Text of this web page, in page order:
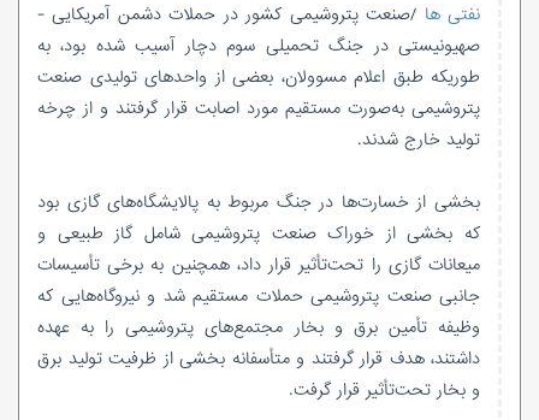
نفتی ها /صنعت پتروشیمی کشور در حملات دشمن آمریکایی -
صهیونیستی در جنگ تحمیلی سوم دچار آسیب شده بود، به
طوریکه طبق اعلام مسوولان، بعضی از واحدهای تولیدی صنعت
پتروشیمی به‌صورت مستقیم مورد اصابت قرار گرفتند و از چرخه
تولید خارج شدند.
بخشی از خسارت‌ها در جنگ مربوط به پالایشگاه‌های گازی بود
که بخشی از خوراک صنعت پتروشیمی شامل گاز طبیعی و
میعانات گازی را تحت‌تأثیر قرار داد، همچنین به برخی تأسیسات
جانبی صنعت پتروشیمی حملات مستقیم شد و نیروگاه‌هایی که
وظیفه تأمین برق و بخار مجتمع‌های پتروشیمی را به عهده
داشتند، هدف قرار گرفتند و متأسفانه بخشی از ظرفیت تولید برق
و بخار تحت‌تأثیر قرار گرفت.